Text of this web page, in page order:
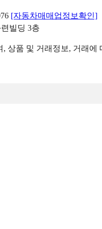
[자동차매매업정보확인]
빌딩 3층
상품 및 거래정보, 거래에